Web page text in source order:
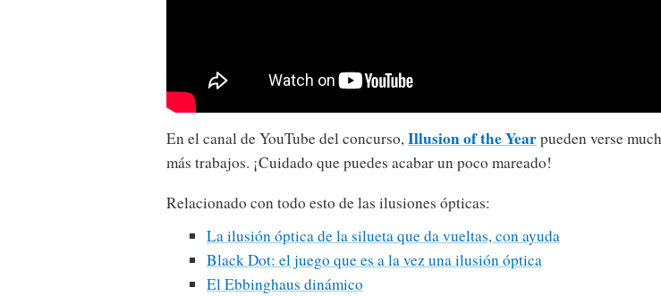
En el canal de YouTube del concurso,Illusion of the Yearpueden verse
más trabajos. ¡Cuidado que puedes acabar un poco mareado!
Relacionado con todo esto de las ilusiones ópticas:
La ilusión óptica de la silueta que da vueltas, con ayuda
Black Dot: el juego que es a la vez una ilusión óptica
El Ebbinghaus dinámico